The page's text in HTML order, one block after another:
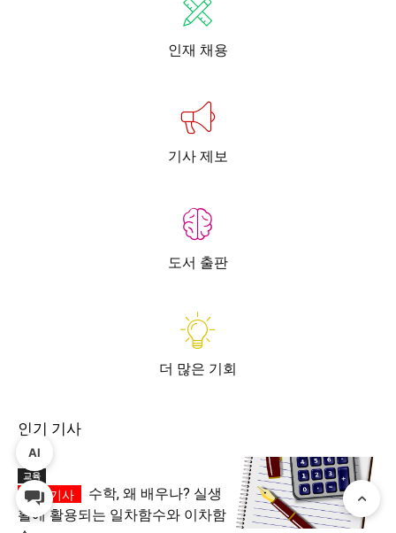
인재 채용
기사 제보
도서 출판
더 많은 기회
인기 기사
교육
수학, 왜 배우나? 실생
활에 활용되는 일차함수와 이차함
AI